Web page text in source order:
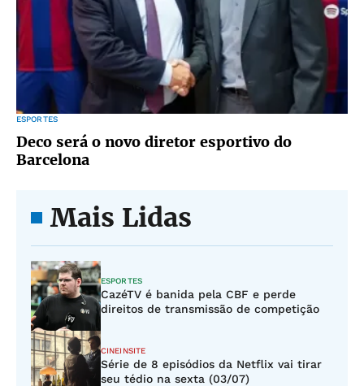
ESPORTES
Deco será o novo diretor esportivo do
Barcelona
Mais Lidas
ESPORTES
CazéTV é banida pela CBF e perde
direitos de transmissão de competição
CINEINSITE
Série de 8 episódios da Netflix vai tirar
seu tédio na sexta (03/07)